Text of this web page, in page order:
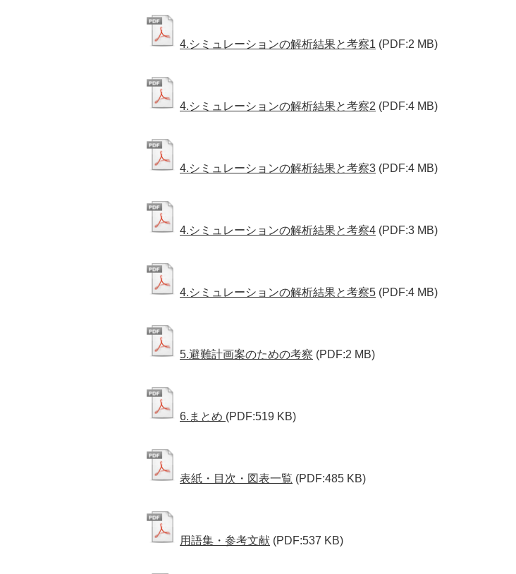
4.シミュレーションの解析結果と考察1 (PDF:2 MB)
4.シミュレーションの解析結果と考察2 (PDF:4 MB)
4.シミュレーションの解析結果と考察3 (PDF:4 MB)
4.シミュレーションの解析結果と考察4 (PDF:3 MB)
4.シミュレーションの解析結果と考察5 (PDF:4 MB)
5.避難計画案のための考察 (PDF:2 MB)
6.まとめ (PDF:519 KB)
表紙・目次・図表一覧 (PDF:485 KB)
用語集・参考文献 (PDF:537 KB)